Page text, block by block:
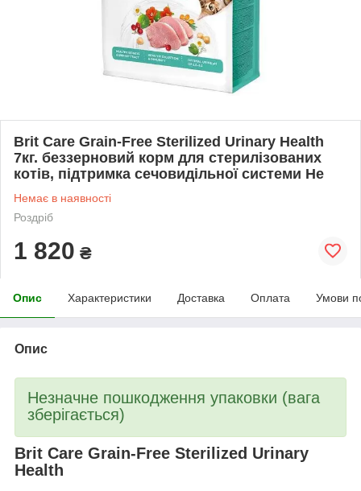
Brit Care Grain-Free Sterilized Urinary Health
7кг. беззерновий корм для стерилізованих
котів, підтримка сечовидільної системи Не
Немає в наявності
Роздріб
1 820 ₴
Опис Характеристики Доставка Оплата Умови
Опис
Незначне пошкодження упаковки (вага
зберігається)
Brit Care Grain-Free Sterilized Urinary
Health